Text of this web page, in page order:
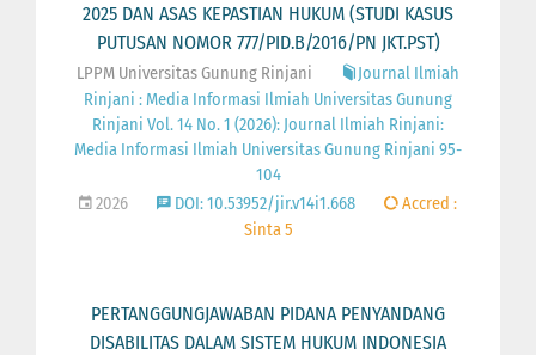
2025 DAN ASAS KEPASTIAN HUKUM (STUDI KASUS
PUTUSAN NOMOR 777/PID.B/2016/PN JKT.PST)
LPPM Universitas Gunung Rinjani
Journal Ilmiah
Rinjani : Media Informasi Ilmiah Universitas Gunung
Rinjani Vol. 14 No. 1 (2026): Journal Ilmiah Rinjani:
Media Informasi Ilmiah Universitas Gunung Rinjani 95-
104
2026
DOI: 10.53952/jir.v14i1.668
Accred :
Sinta 5
PERTANGGUNGJAWABAN PIDANA PENYANDANG
DISABILITAS DALAM SISTEM HUKUM INDONESIA